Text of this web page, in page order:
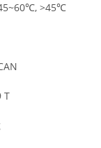
>45℃
T